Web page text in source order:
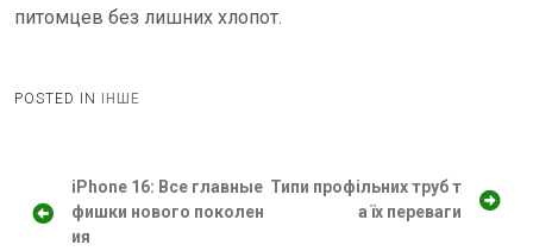
питомцев без лишних хлопот.
POSTED IN ІНШЕ
Н
а
iPhone 16: Все главные
фишки нового поколен
ия
Типи профільних труб т
а їх переваги